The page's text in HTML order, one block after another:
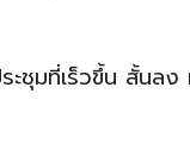
ะชุมที่เร็วขึ้น สั้นล